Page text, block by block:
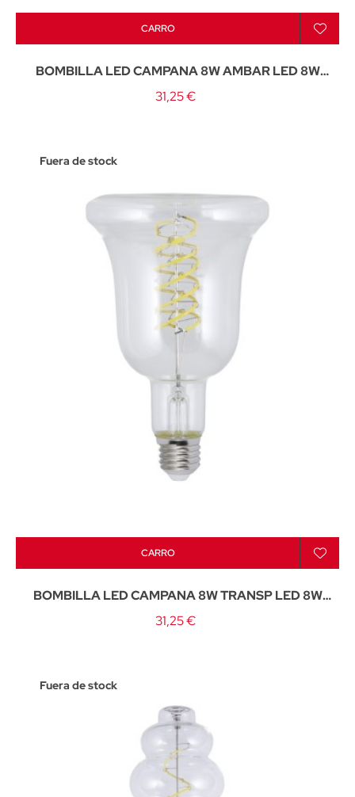
CARRO
BOMBILLA LED CAMPANA 8W AMBAR LED 8W
760LM 3000K - E-27
31,25 €
Fuera de stock
CARRO
BOMBILLA LED CAMPANA 8W TRANSP LED 8W
880LM 4000K - E-27
31,25 €
Fuera de stock